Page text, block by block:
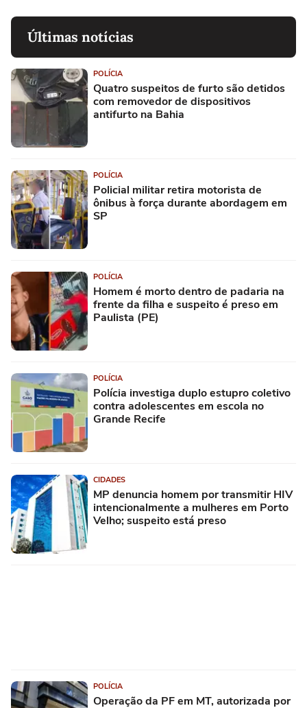
Últimas notícias
POLÍCIA
Quatro suspeitos de furto são detidos
com removedor de dispositivos
antifurto na Bahia
POLÍCIA
Policial militar retira motorista de
ônibus à força durante abordagem em
SP
POLÍCIA
Homem é morto dentro de padaria na
frente da filha e suspeito é preso em
Paulista (PE)
POLÍCIA
Polícia investiga duplo estupro coletivo
contra adolescentes em escola no
Grande Recife
CIDADES
MP denuncia homem por transmitir HIV
intencionalmente a mulheres em Porto
Velho; suspeito está preso
POLÍCIA
Operação da PF em MT, autorizada por